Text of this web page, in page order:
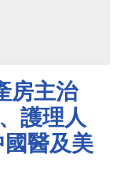
房主治
護理人
國醫及美